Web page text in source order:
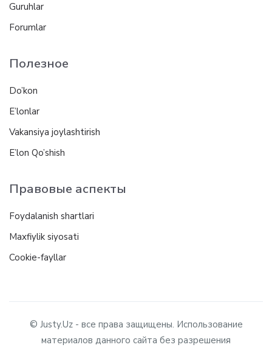
Guruhlar
Forumlar
Полезное
Do’kon
E’lonlar
Vakansiya joylashtirish
E’lon Qo’shish
Правовые аспекты
Foydalanish shartlari
Maxfiylik siyosati
Cookie-fayllar
© Justy.Uz - все права защищены. Использование
материалов данного сайта без разрешения